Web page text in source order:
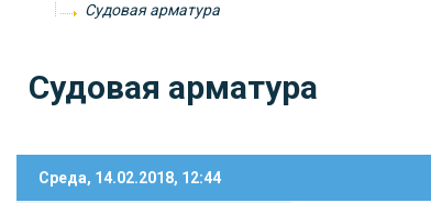
Судовая арматура
Судовая арматура
Среда, 14.02.2018, 12:44